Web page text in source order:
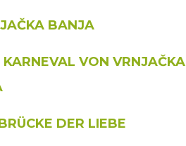
BANJA
KARNEVAL VON VRNJAČKA
DER LIEBE